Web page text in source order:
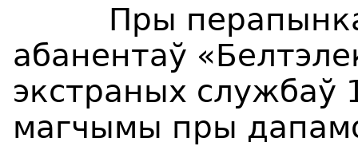
Пры перапынках
абанентаў
экстраных службаў
магчымы пры